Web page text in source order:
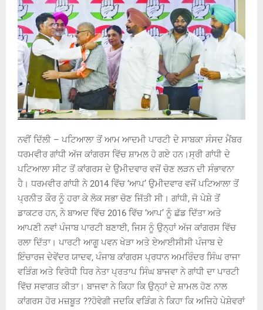
ਨਵੀਂ ਦਿੱਲੀ – ਪਟਿਆਲਾ ਤੋਂ ਆਮ ਆਦਮੀ ਪਾਰਟੀ ਦੇ ਸਾਬਕਾ ਸੰਸਦ ਮੈਂਬਰ
ਧਰਮਵੀਰ ਗਾਂਧੀ ਅੱਜ ਕਾਂਗਰਸ ਵਿੱਚ ਸ਼ਾਮਲ ਹੋ ਗਏ ਹਨ।ਸ੍ਰੀ ਗਾਂਧੀ ਦੇ
ਪਟਿਆਲਾ ਸੀਟ ਤੋਂ ਕਾਂਗਰਸ ਦੇ ਉਮੀਦਵਾਰ ਵਜੋਂ ਚੋਣ ਲੜਨ ਦੀ ਸੰਭਾਵਨਾ
ਹੈ। ਧਰਮਵੀਰ ਗਾਂਧੀ ਨੇ 2014 ਵਿੱਚ ‘ਆਪ’ ਉਮੀਦਵਾਰ ਵਜੋਂ ਪਟਿਆਲਾ ਤੋਂ
ਪ੍ਰਨੀਤ ਕੌਰ ਨੂੰ ਹਰਾ ਕੇ ਲੋਕ ਸਭਾ ਚੋਣ ਜਿੱਤੀ ਸੀ। ਗਾਂਧੀ, ਜੋ ਪੇਸ਼ੇ ਤੋਂ
ਡਾਕਟਰ ਹਨ, ਨੇ ਬਾਅਦ ਵਿੱਚ 2016 ਵਿੱਚ ‘ਆਪ’ ਨੂੰ ਛੱਡ ਦਿੱਤਾ ਅਤੇ
ਆਪਣੀ ਨਵਾਂ ਪੰਜਾਬ ਪਾਰਟੀ ਬਣਾਈ, ਜਿਸ ਨੂੰ ਉਨ੍ਹਾਂ ਅੱਜ ਕਾਂਗਰਸ ਵਿੱਚ
ਰਲਾ ਦਿੱਤਾ। ਪਾਰਟੀ ਆਗੂ ਪਵਨ ਖੇੜਾ ਅਤੇ ਏਆਈਸੀਸੀ ਪੰਜਾਬ ਦੇ
ਇੰਚਾਰਜ ਦੇਵੇਂਦਰ ਯਾਦਵ, ਪੰਜਾਬ ਕਾਂਗਰਸ ਪ੍ਰਧਾਨ ਅਮਰਿੰਦਰ ਸਿੰਘ ਰਾਜਾ
ਵੜਿੰਗ ਅਤੇ ਵਿਰੋਧੀ ਧਿਰ ਨੇਤਾ ਪ੍ਰਤਾਪ ਸਿੰਘ ਬਾਜਵਾ ਨੇ ਗਾਂਧੀ ਦਾ ਪਾਰਟੀ
ਵਿੱਚ ਸਵਾਗਤ ਕੀਤਾ। ਬਾਜਵਾ ਨੇ ਕਿਹਾ ਕਿ ਉਨ੍ਹਾਂ ਦੇ ਸ਼ਾਮਲ ਹੋਣ ਨਾਲ
ਕਾਂਗਰਸ ਹੋਰ ਮਜ਼ਬੂਤ ??ਹੋਵੇਗੀ ਜਦਕਿ ਵੜਿੰਗ ਨੇ ਕਿਹਾ ਕਿ ਅਜਿਹੇ ਪੇਸ਼ੇਵਰਾਂ